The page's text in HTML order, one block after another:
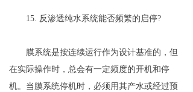
15. 反渗透纯水系统能否频繁的启停?
膜系统是按连续运行作为设计基准的，但
在实际操作时，总会有一定频度的开机和停
机。当膜系统停机时，必须用其产水或经过预